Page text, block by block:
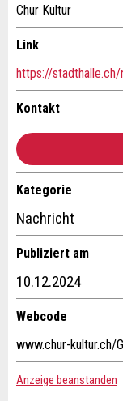
Ihr Feedback
Allgemeines
Anzeige nicht
Nachricht
Empfehlen Sie
* Eingabe
Schliessen
Chur Kultur
Link
https://stadthalle.ch/
Kontakt
Kontakt
Verfassen Sie eine
Kategorie
Nachricht
Publiziert am
10.12.2024
Webcode
www.chur-kultur.ch/
Anzeige beanstanden